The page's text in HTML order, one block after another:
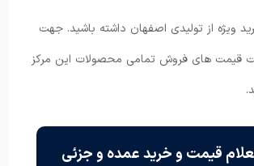
ویژه از تولیدی اصفهان داشته باشید. جهت
قیمت های فروش تمامی محصولات این مرکز
قیمت و خرید عمده و جزئی